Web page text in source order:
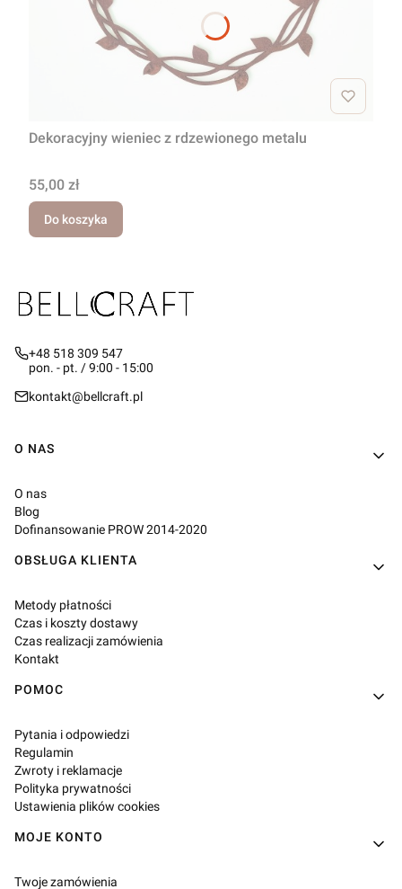
Dekoracyjny wieniec z rdzewionego metalu
Cena
55,00 zł
Do koszyka
+48 518 309 547
pon. - pt. / 9:00 - 15:00
kontakt@bellcraft.pl
Linki w stopce
O NAS
O nas
Blog
Dofinansowanie PROW 2014-2020
OBSŁUGA KLIENTA
Metody płatności
Czas i koszty dostawy
Czas realizacji zamówienia
Kontakt
POMOC
Pytania i odpowiedzi
Regulamin
Zwroty i reklamacje
Polityka prywatności
Ustawienia plików cookies
MOJE KONTO
Twoje zamówienia